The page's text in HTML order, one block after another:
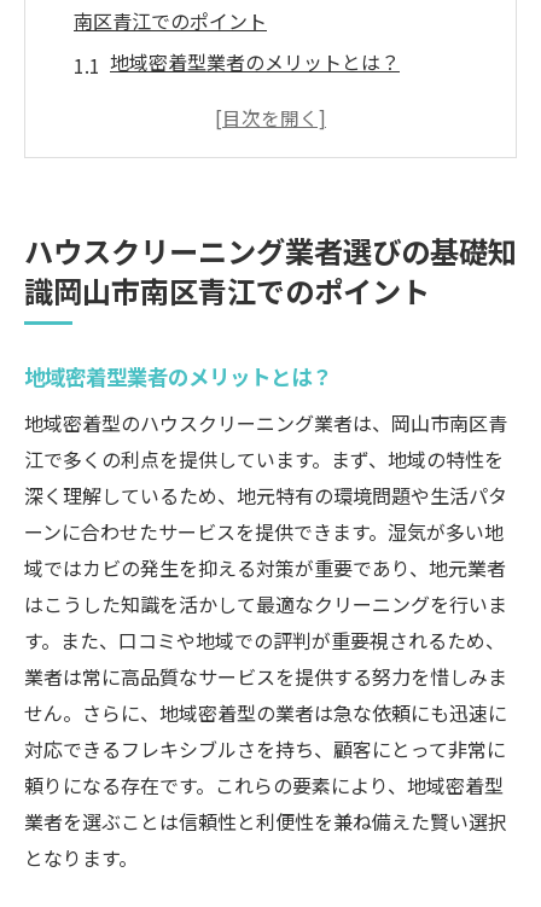
南区青江でのポイント
地域密着型業者のメリットとは？
価格だけではない、サービス内容で選ぶコ
プロフェッショナルとアマチュアの違い
契約前に確認すべきポイント
の声から学ぶ信頼の条件
利用者が語る、満足度の高い業者はここが
違う
清掃クオリティと接客の相関性
信頼できる業者の共通点
利用者が重視するポイントランキング
トラブル時の対処法と業者の対応力
実際の体験談から得られる学び
ハウスクリーニング業者選びで見逃せない岡山
市南区青江の評判比較
地域内での評判を徹底調査
口コミサイトと実際のギャップ
評判を分けるポイントはここだ
ハウスクリーニング業者選びの基礎知
識岡山市南区青江でのポイント
地域密着型業者のメリットとは？
地域密着型のハウスクリーニング業者は、岡山市南区青
江で多くの利点を提供しています。まず、地域の特性を
深く理解しているため、地元特有の環境問題や生活パタ
ーンに合わせたサービスを提供できます。湿気が多い地
域ではカビの発生を抑える対策が重要であり、地元業者
はこうした知識を活かして最適なクリーニングを行いま
す。また、口コミや地域での評判が重要視されるため、
業者は常に高品質なサービスを提供する努力を惜しみま
せん。さらに、地域密着型の業者は急な依頼にも迅速に
対応できるフレキシブルさを持ち、顧客にとって非常に
頼りになる存在です。これらの要素により、地域密着型
業者を選ぶことは信頼性と利便性を兼ね備えた賢い選択
となります。